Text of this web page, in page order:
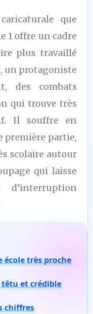
que
1 offre un cadre
plus travaillé
un protagoniste
des combats
qui trouve très
Il souffre en
première partie,
scolaire autour
qui laisse
très proche
têtu et crédible
chiffres